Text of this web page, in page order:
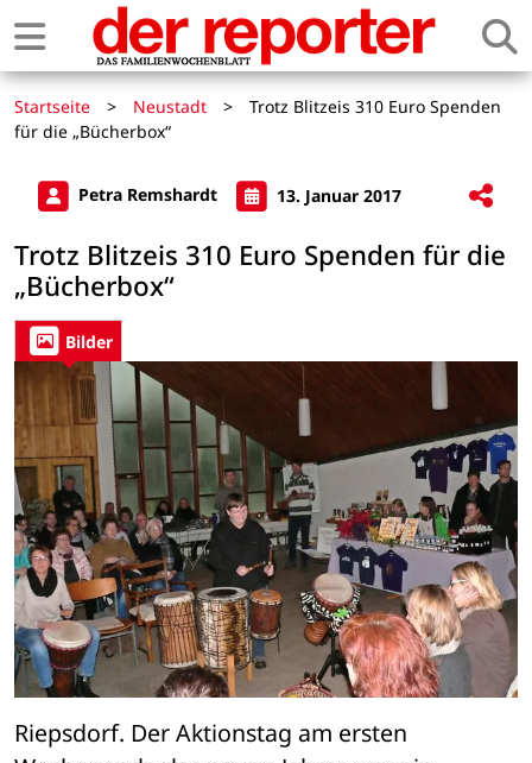
Startseite > Neustadt >
Trotz Blitzeis 310 Euro Spenden
für die „Bücherbox“
Petra Remshardt 13. Januar 2017
Trotz Blitzeis 310 Euro Spenden für die
„Bücherbox“
Bilder
Riepsdorf. Der Aktionstag am ersten